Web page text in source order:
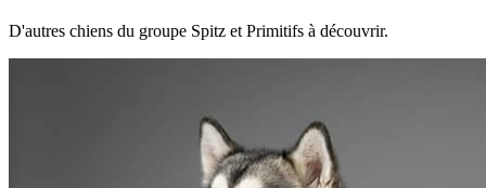
D'autres chiens du groupe Spitz et Primitifs à découvrir.